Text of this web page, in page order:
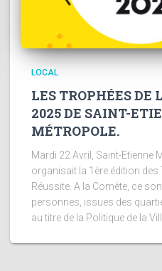
LOCAL
LES TROPHÉES DE
2025 DE SAINT-
MÉTROPOLE.
Mardi 22 Avril, Saint-Etienne
organisait la 1ère édition des
Réussite. A la Comète, ce
personnes, issues des
au titre de la Politique de la